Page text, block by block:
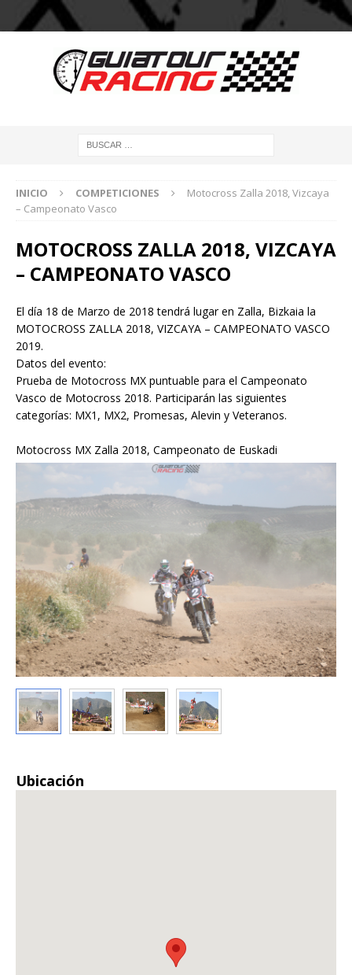
INICIO COMPETICIONES
Motocross Zalla 2018, Vizcaya
– Campeonato Vasco
MOTOCROSS ZALLA 2018, VIZCAYA
– CAMPEONATO VASCO
El día 18 de Marzo de 2018 tendrá lugar en Zalla, Bizkaia la
MOTOCROSS ZALLA 2018, VIZCAYA – CAMPEONATO VASCO
2019.
Datos del evento:
Prueba de Motocross MX puntuable para el Campeonato
Vasco de Motocross 2018. Participarán las siguientes
categorías: MX1, MX2, Promesas, Alevin y Veteranos.
Motocross MX Zalla 2018, Campeonato de Euskadi
Ubicación